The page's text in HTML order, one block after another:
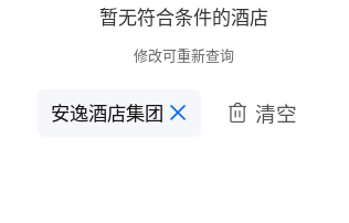
暂无符合条件的酒店
修改可重新查询
安逸酒店集团 󱋣  清空